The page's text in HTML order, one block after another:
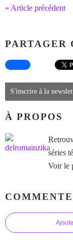
« Article précédent
PARTAGER
S'inscrire à la
À PROPOS
séries
Voir le